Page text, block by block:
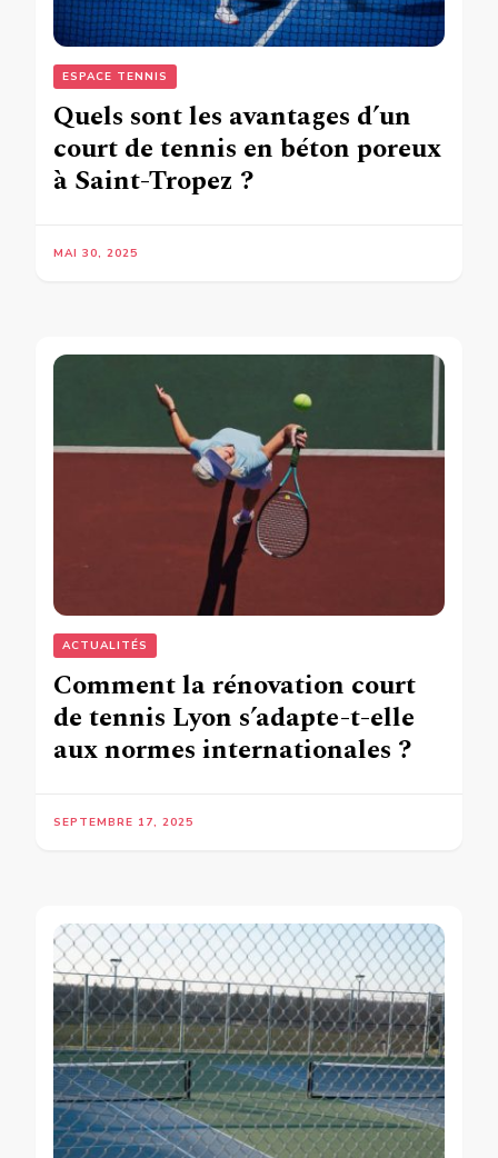
ESPACE TENNIS
Quels sont les avantages d’un
court de tennis en béton poreux
à Saint-Tropez ?
MAI 30, 2025
ACTUALITÉS
Comment la rénovation court
de tennis Lyon s’adapte-t-elle
aux normes internationales ?
SEPTEMBRE 17, 2025